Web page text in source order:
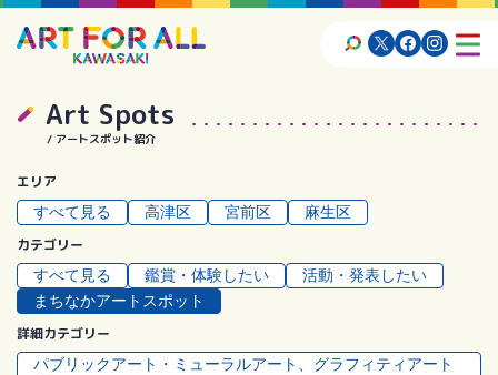
Art Spots
アートスポット紹介
エリア
すべて見る ⾼津区 宮前区 ⿇⽣区
カテゴリー
すべて見る 鑑賞・体験したい
活動・発表したい
まちなかアートスポット
詳細カテゴリー
パブリックアート・ミューラルアート、グラフィティアート